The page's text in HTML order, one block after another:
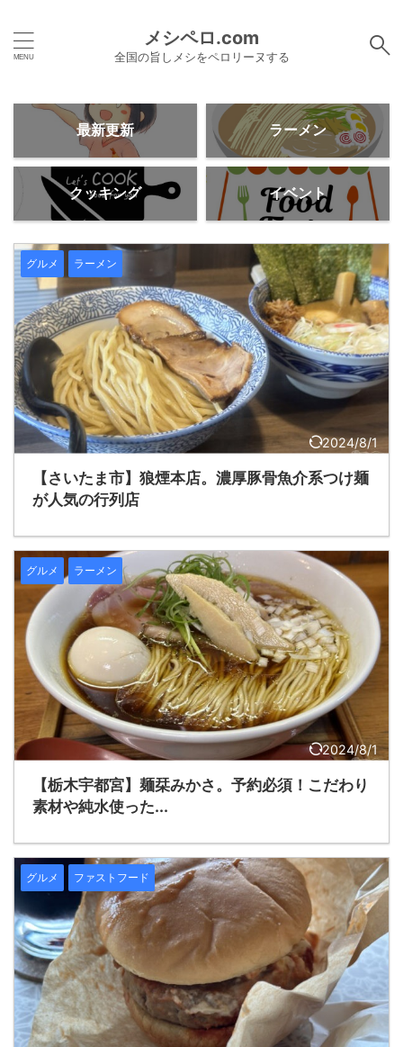
メシペロ.com
全国の旨しメシをペロリーヌする
最新更新 ラーメン
クッキング イベント
2024/8/1
グルメ ラーメン
【さいたま市】狼煙本店。濃厚豚骨魚介系つけ麺
が人気の行列店
2024/8/1
グルメ ラーメン
【栃木宇都宮】麺栞みかさ。予約必須！こだわり
素材や純水使った...
グルメ ファストフード